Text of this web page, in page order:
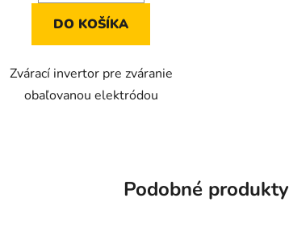
hviezdičiek.
DO KOŠÍKA
Zvárací invertor pre zváranie
obaľovanou elektródou
Podobné produkty